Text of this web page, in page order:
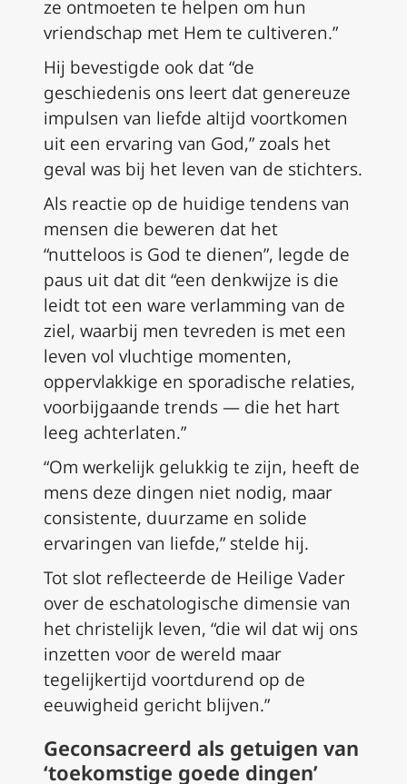
ze ontmoeten te helpen om hun
vriendschap met Hem te cultiveren.”
Hij bevestigde ook dat “de
geschiedenis ons leert dat genereuze
impulsen van liefde altijd voortkomen
uit een ervaring van God,” zoals het
geval was bij het leven van de stichters.
Als reactie op de huidige tendens van
mensen die beweren dat het
“nutteloos is God te dienen”, legde de
paus uit dat dit “een denkwijze is die
leidt tot een ware verlamming van de
ziel, waarbij men tevreden is met een
leven vol vluchtige momenten,
oppervlakkige en sporadische relaties,
voorbijgaande trends — die het hart
leeg achterlaten.”
“Om werkelijk gelukkig te zijn, heeft de
mens deze dingen niet nodig, maar
consistente, duurzame en solide
ervaringen van liefde,” stelde hij.
Tot slot reflecteerde de Heilige Vader
over de eschatologische dimensie van
het christelijk leven, “die wil dat wij ons
inzetten voor de wereld maar
tegelijkertijd voortdurend op de
eeuwigheid gericht blijven.”
Geconsacreerd als getuigen van
‘toekomstige goede dingen’